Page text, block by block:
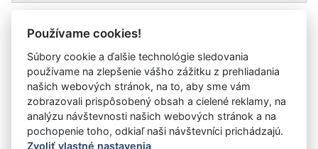
Vystavil: Ministerstvo školstva, výskumu, vývoja a
mládeže Slovenskej republiky
Používame cookies!
Súbory cookie a ďalšie technológie sledovania
používame na zlepšenie vášho zážitku z prehliadania
našich webových stránok, na to, aby sme vám
zobrazovali prispôsobený obsah a cielené reklamy, na
analýzu návštevnosti našich webových stránok a na
pochopenie toho, odkiaľ naši návštevníci prichádzajú.
Zvoliť vlastné nastavenia